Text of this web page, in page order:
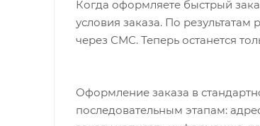
Когда оформляете быстрый
условия заказа. По
через СМС. Теперь останется
Оформление заказа в
последовательным этапам: